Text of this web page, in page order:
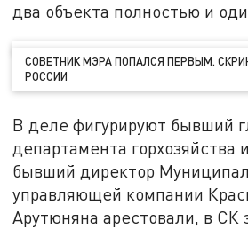
два объекта полностью и
СОВЕТНИК МЭРА ПОПАЛСЯ ПЕРВЫМ.
РОССИИ
В деле фигурируют бывший
департамента горхозяйства и
бывший директор
управляющей компании
Арутюняна арестовали, в СК